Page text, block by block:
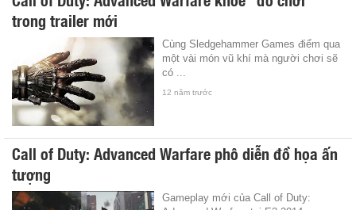
trong trailer mới
Cùng Sledgehammer Games điểm qua
một vài món vũ khí mà người chơi sẽ
có ...
12 năm trước
Call of Duty: Advanced Warfare phô diễn đồ họa ấn
tượng
Gameplay mới của Call of Duty: